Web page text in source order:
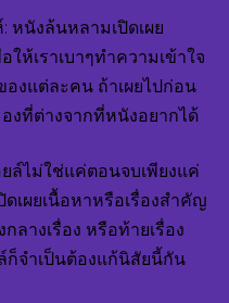
หนังล้นหลามเปิดเผย
ห้เราเบาๆทำความเข้าใจ
งแต่ละคน ถ้าเผยไปก่อน
งที่ต่างจากที่หนังอยากได้
ล์ไม่ใช่แค่ตอนจบเพียงแค่
เผยเนื้อหาหรือเรื่องสำคัญ
ลางเรื่อง หรือท้ายเรื่อง
จำเป็นต้องแก้นิสัยนี้กัน